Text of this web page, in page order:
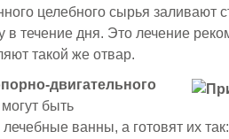
целебного сырья заливают
в течение дня. Это лечение
такой же отвар.
двигательного
быть
ванны, а готовят их